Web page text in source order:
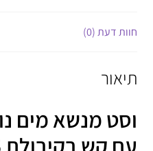
חוות דעת (0)
תיאור
וסט מנשא מים